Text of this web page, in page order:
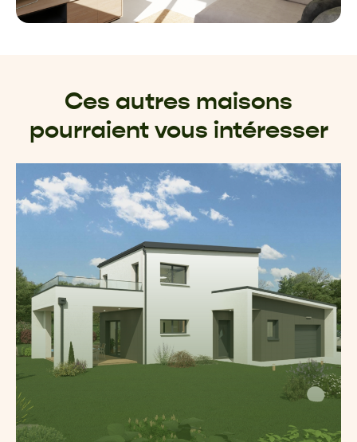
Ces autres maisons
pourraient vous intéresser